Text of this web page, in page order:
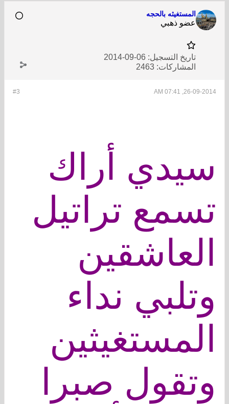
المستغيثه بالحجه
عضو ذهبي
تاريخ التسجيل: 06-09-2014
المشاركات: 2463
#3 26-09-2014, 07:41 AM
سيدي أراك
تسمع تراتيل
العاشقين
وتلبي نداء
المستغيثين
وتقول صبرا